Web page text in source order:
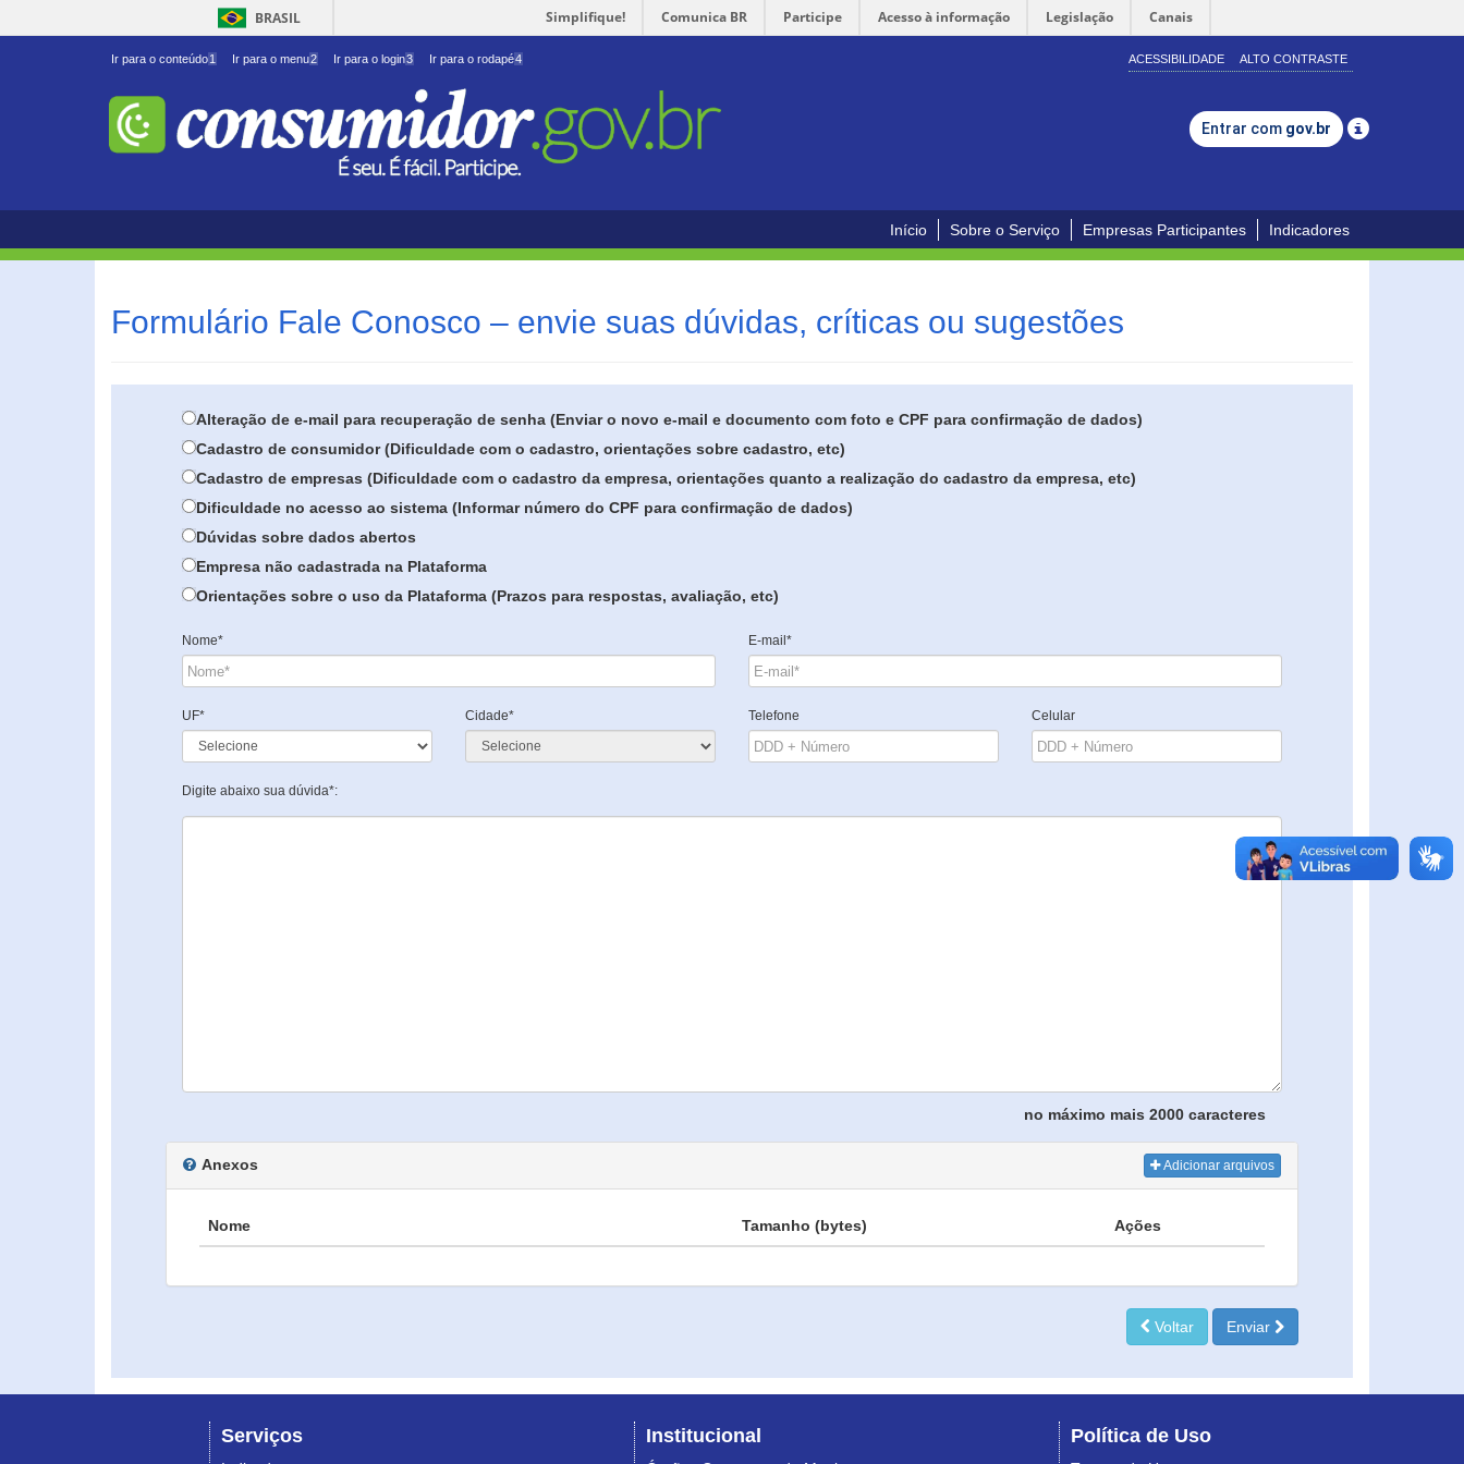
BRASIL Simplifique! Comunica BR Participe Acesso à informação Legislação Canais
Ir para o conteúdo1 Ir para o menu2 Ir para o login3 Ir para o rodapé4 ACESSIBILIDADE ALTO CONTRASTE
Entrar com gov.br
Início Sobre o Serviço Empresas Participantes Indicadores
Formulário Fale Conosco – envie suas dúvidas, críticas ou sugestões
Alteração de e-mail para recuperação de senha (Enviar o novo e-mail e documento com foto e CPF para confirmação de dados)
Cadastro de consumidor (Dificuldade com o cadastro, orientações sobre cadastro, etc)
Cadastro de empresas (Dificuldade com o cadastro da empresa, orientações quanto a realização do cadastro da empresa, etc)
Dificuldade no acesso ao sistema (Informar número do CPF para confirmação de dados)
Dúvidas sobre dados abertos
Empresa não cadastrada na Plataforma
Orientações sobre o uso da Plataforma (Prazos para respostas, avaliação, etc)
Nome* E-mail*
UF* Cidade* Telefone Celular
Digite abaixo sua dúvida*:
no máximo mais 2000 caracteres
Anexos Adicionar arquivos
Nome Tamanho (bytes) Ações
Voltar Enviar
Serviços Institucional Política de Uso